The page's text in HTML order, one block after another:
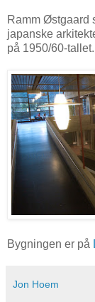
Ramm Østgaard
japanske
på 1950/60-tallet.
Bygningen er på
Jon Hoem